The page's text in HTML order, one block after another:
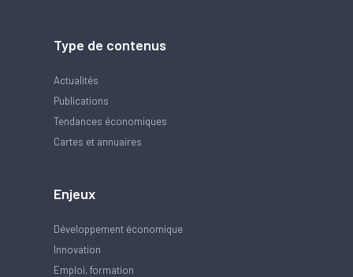
Type de contenus
Actualités
Publications
Tendances économiques
Cartes et annuaires
Enjeux
Développement économique
Innovation
Emploi, formation